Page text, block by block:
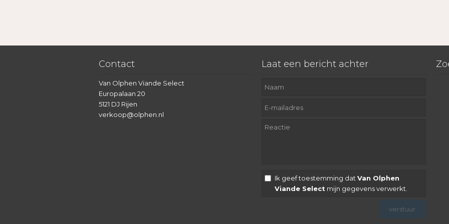
Contact
Van Olphen Viande Select
Europalaan 20
5121 DJ Rijen
verkoop@olphen.nl
Laat een bericht achter
Ik geef toestemming dat Van Olphen
Viande Select mijn gegevens verwerkt.